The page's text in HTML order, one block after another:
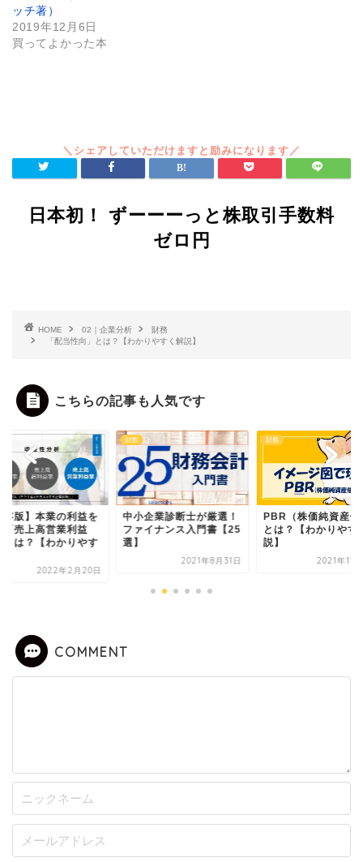
ッチ著）
2019年12月6日
買ってよかった本
日本初！ ずーーーっと株取引手数料
ゼロ円
HOME 02｜企業分析
財務
「配当性向」とは？【わかりやすく解説】
こちらの記事も人気です
存版】本業の利益を
「売上高営業利益
とは？【わかりやす
2022年2月20日
財務
中小企業診断士が厳選！
ファイナンス入門書【25
選】
2021年8月31日
財務
PBR（株価純資産倍
とは？【わかりやす
説】
2021年11
COMMENT